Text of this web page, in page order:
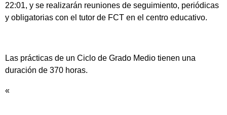
22:01, y se realizarán reuniones de seguimiento, periódicas
y obligatorias con el tutor de FCT en el centro educativo.
Las prácticas de un Ciclo de Grado Medio tienen una
duración de 370 horas.
«